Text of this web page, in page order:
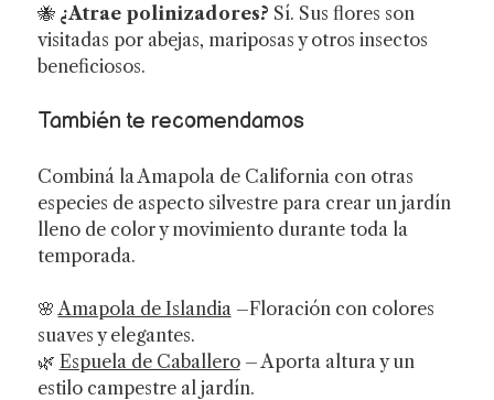
🐝 ¿Atrae polinizadores? Sí. Sus flores son
visitadas por abejas, mariposas y otros insectos
beneficiosos.
También te recomendamos
Combiná la Amapola de California con otras
especies de aspecto silvestre para crear un jardín
lleno de color y movimiento durante toda la
temporada.
🌸 Amapola de Islandia –Floración con colores
suaves y elegantes.
🌿 Espuela de Caballero– Aporta altura y un
estilo campestre al jardín.